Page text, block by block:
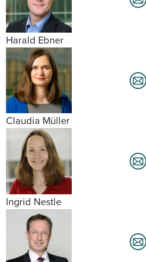
Harald Ebner
Claudia Müller
Ingrid Nestle